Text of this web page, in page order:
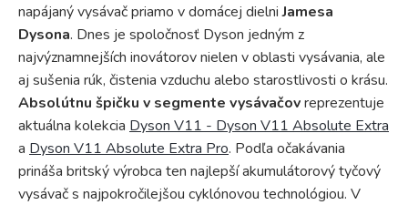
napájaný vysávač priamo v domácej dielniJamesa
Dysona. Dnes je spoločnosť Dyson jedným z
najvýznamnejších inovátorov nielen v oblasti vysávania, ale
aj sušenia rúk, čistenia vzduchu alebo starostlivosti o krásu.
Absolútnu špičku v segmente vysávačovreprezentuje
aktuálna kolekcia Dyson V11 - Dyson V11 Absolute Extra
a Dyson V11 Absolute Extra Pro. Podľa očakávania
prináša britský výrobca ten najlepší akumulátorový tyčový
vysávač s najpokročilejšou cyklónovou technológiou. V